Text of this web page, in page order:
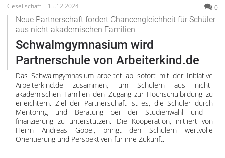
Gesellschaft 15.12.2024 0
Neue Partnerschaft fördert Chancengleichheit für Schüler
aus nicht-akademischen Familien
Schwalmgymnasium wird
Partnerschule von Arbeiterkind.de
Das Schwalmgymnasium arbeitet ab sofort mit der Initiative
Arbeiterkind.de zusammen, um Schülern aus nicht-
akademischen Familien den Zugang zur Hochschulbildung zu
erleichtern. Ziel der Partnerschaft ist es, die Schüler durch
Mentoring und Beratung bei der Studienwahl und -
finanzierung zu unterstützen. Die Kooperation, initiiert von
Herrn Andreas Göbel, bringt den Schülern wertvolle
Orientierung und Perspektiven für ihre Zukunft.